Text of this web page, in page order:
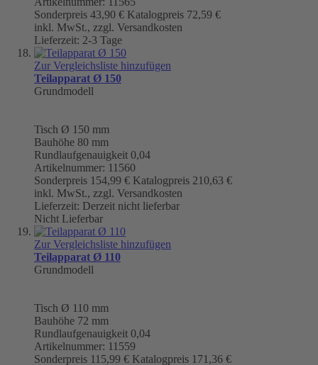
Sonderpreis 43,90 € Katalogpreis 72,59 €
inkl. MwSt., zzgl. Versandkosten
Lieferzeit: 2-3 Tage
Zur Vergleichsliste hinzufügen
Teilapparat Ø 150
Grundmodell
Tisch Ø 150 mm
Bauhöhe 80 mm
Rundlaufgenauigkeit 0,04
Artikelnummer: 11560
Sonderpreis 154,99 € Katalogpreis 210,63 €
inkl. MwSt., zzgl. Versandkosten
Lieferzeit: Derzeit nicht lieferbar
Nicht Lieferbar
Zur Vergleichsliste hinzufügen
Teilapparat Ø 110
Grundmodell
Tisch Ø 110 mm
Bauhöhe 72 mm
Rundlaufgenauigkeit 0,04
Artikelnummer: 11559
Sonderpreis 115,99 € Katalogpreis 171,36 €